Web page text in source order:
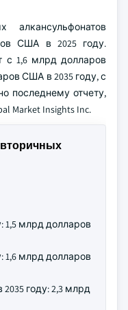
алкансульфонатов
США в 2025 году.
с 1,6 млрд долларов
США в 2035 году, с
последнему отчету,
Market Insights Inc.
1,5 млрд долларов
1,6 млрд долларов
году: 2,3 млрд